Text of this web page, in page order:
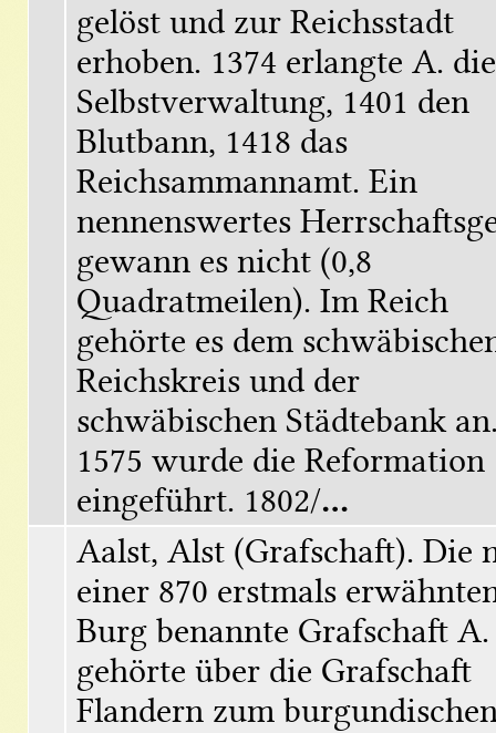
gelöst und zur Reichsstadt
erhoben. 1374 erlangte A. die
Selbstverwaltung, 1401 den
Blutbann, 1418 das
Reichsammannamt. Ein
nennenswertes
gewann es nicht (0,8
Quadratmeilen). Im Reich
gehörte es dem
Reichskreis und der
chwäbischen Städtebank
1575 wurde die Reformation
eingeführt. 1802/...
Aalst, Alst (Grafschaft). Die
einer 870 erstmals
Burg benannte Grafschaft A.
gehörte über die Grafschaft
Flandern zum